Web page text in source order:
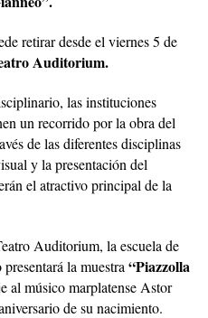
retirar desde el viernes 5 de
Auditorium.
las instituciones
un recorrido por la obra del
de las diferentes disciplinas
y la presentación del
el atractivo principal de la
Auditorium, la escuela de
la muestra “Piazzolla
al músico marplatense Astor
de su nacimiento.